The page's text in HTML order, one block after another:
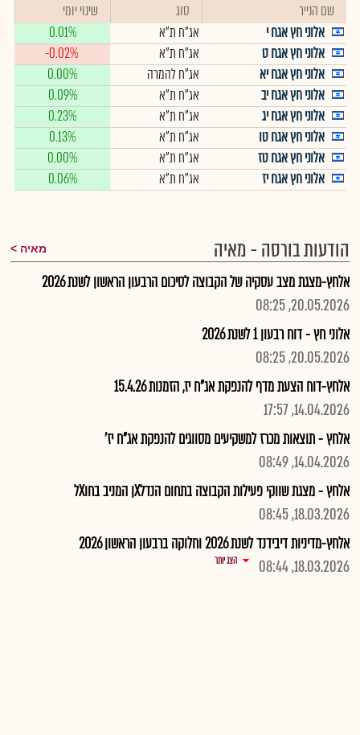
שם הנייר סוג
שינוי יומי
אלוני חץ אגח י
אג"ח ת"א
0.01%
אלוני חץ אגח ט
אג"ח ת"א
-0.02%
אלוני חץ אגח יא
אג"ח להמרה
0.00%
אלוני חץ אגח יב
אג"ח ת"א
0.09%
אלוני חץ אגח יג
אג"ח ת"א
0.23%
אלוני חץ אגח טו
אג"ח ת"א
0.13%
אלוני חץ אגח טז
אג"ח ת"א
0.00%
אלוני חץ אגח יז
אג"ח ת"א 0.06%
הודעות בורסה - מאיה מאיה
אלחץ-מצגת מצב עסקיה של הקבוצה לסיכום הרבעון הראשון לשנת 2026
20.05.2026, 08:25
אלוני חץ - דוח רבעון 1 לשנת 2026
20.05.2026, 08:25
אלחץ-דוח הצעת מדף להנפקת אג"ח יז, הזמנות 15.4.26
14.04.2026, 17:57
אלחץ - תוצאות מכרז למשקיעים מסווגים להנפקת אג"ח יז'
14.04.2026, 08:49
אלחץ - מצגת שווקי פעילות הקבוצה בתחום הנדלXן המניב בחוXל
18.03.2026, 08:45
אלחץ-מדיניות דיבידנד לשנת 2026 וחלוקה ברבעון הראשון 2026
18.03.2026, 08:44
הצג יותר